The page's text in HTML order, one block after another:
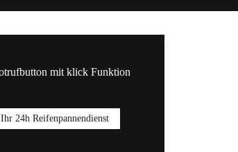
Ihr 24h Reifenpannendienst